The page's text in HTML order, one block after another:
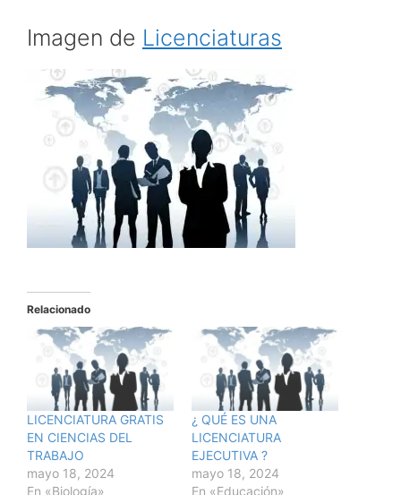
Imagen de Licenciaturas
Relacionado
LICENCIATURA GRATIS
EN CIENCIAS DEL
TRABAJO
mayo 18, 2024
En «Biología»
¿ QUÉ ES UNA
LICENCIATURA
EJECUTIVA ?
mayo 18, 2024
En «Educación»